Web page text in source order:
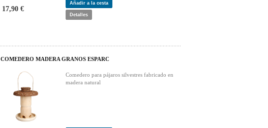
17,90 €
Añadir a la cesta
Detalles
COMEDERO MADERA GRANOS ESPARC
Comedero para pájaros silvestres fabricado en
madera natural